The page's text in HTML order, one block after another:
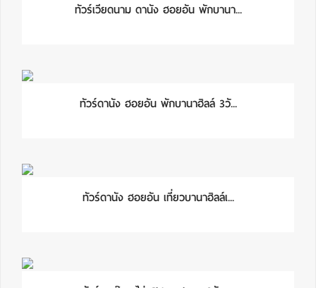
ทัวร์เวียดนาม ดานัง ฮอยอัน พักบานา...
ทัวร์ดานัง ฮอยอัน พักบานาฮิลล์ 3วั...
ทัวร์ดานัง ฮอยอัน เที่ยวบานาฮิลล์เ...